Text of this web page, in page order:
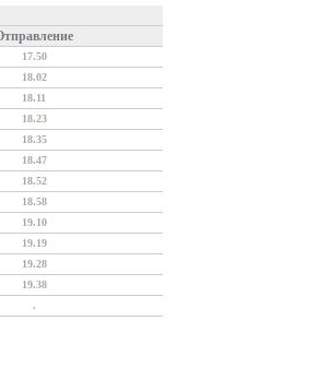
17.50
18.02
18.11
18.23
18.35
18.47
18.52
18.58
19.10
19.19
19.28
19.38
.